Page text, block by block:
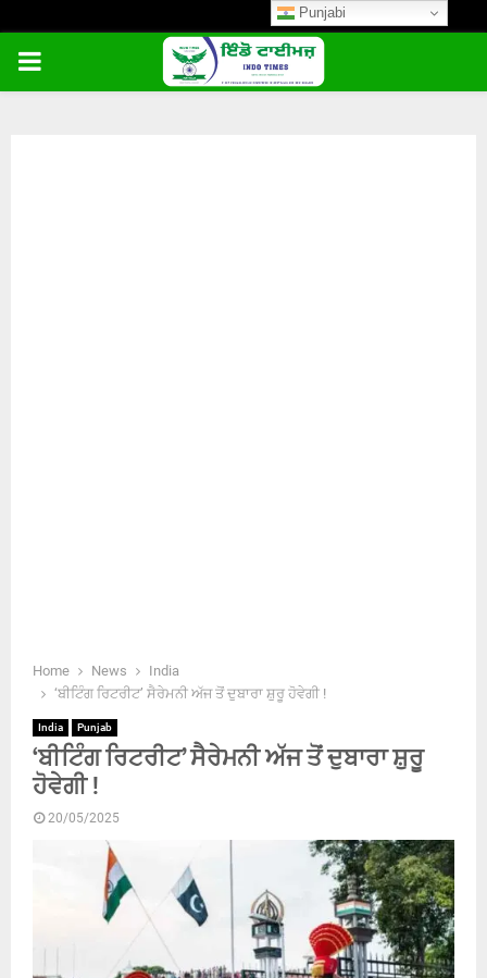
PRIMARY
Home News
India
‘ਬੀਟਿੰਗ ਰਿਟਰੀਟ’ ਸੈਰੇਮਨੀ ਅੱਜ ਤੋਂ ਦੁਬਾਰਾ ਸ਼ੁਰੂ ਹੋਵੇਗੀ !
India Punjab
‘ਬੀਟਿੰਗ ਰਿਟਰੀਟ’ ਸੈਰੇਮਨੀ ਅੱਜ ਤੋਂ ਦੁਬਾਰਾ ਸ਼ੁਰੂ
ਹੋਵੇਗੀ !
20/05/2025
Punjabi